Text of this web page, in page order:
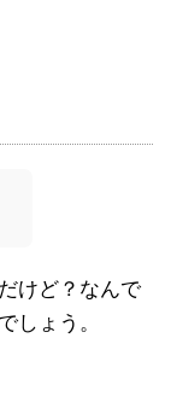
けど？なんで
しょう。